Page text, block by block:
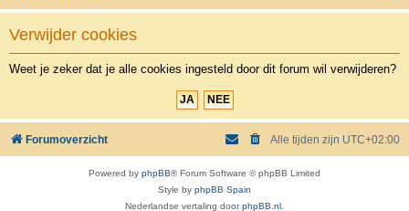
o
Verwijder cookies
Weet je zeker dat je alle cookies ingesteld door dit forum wil verwijderen?
Forumoverzicht Alle tijden zijn UTC+02:00
Powered by phpBB® Forum Software © phpBB Limited
Style by phpBB Spain
Nederlandse vertaling doorphpBB.nl